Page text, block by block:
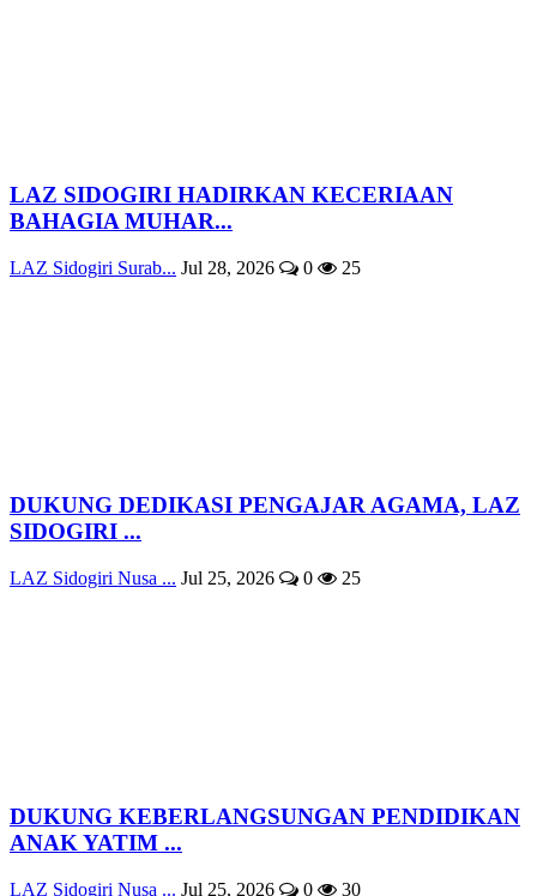
LAZ SIDOGIRI HADIRKAN KECERIAAN
BAHAGIA MUHAR...
LAZ Sidogiri Surab... Jul 28, 2026 0 25
DUKUNG DEDIKASI PENGAJAR AGAMA, LAZ
SIDOGIRI ...
LAZ Sidogiri Nusa ... Jul 25, 2026 0 25
DUKUNG KEBERLANGSUNGAN PENDIDIKAN
ANAK YATIM ...
LAZ Sidogiri Nusa ... Jul 25, 2026 0 30